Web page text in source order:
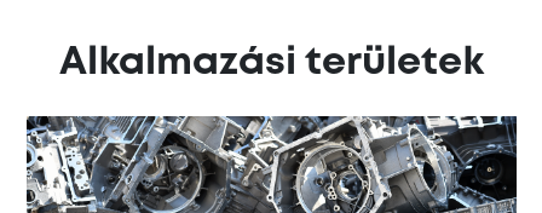
Alkalmazási területek